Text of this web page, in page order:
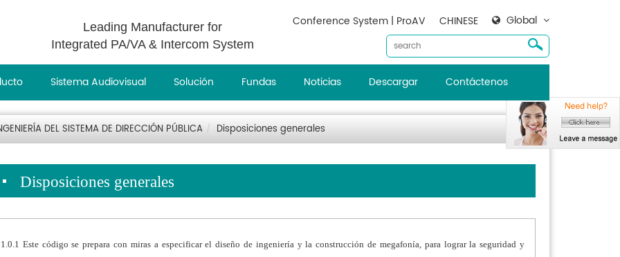
Leading Manufacturer for
Integrated PA/VA & Intercom System
Global
CHINESE
Conference System | ProAV
Sistema Audiovisual Solución Fundas Noticias Descargar Contáctenos
DEL SISTEMA DE DIRECCIÓN PÚBLICA Disposiciones generales
Disposiciones generales
1.0.1 Este código se prepara con miras a especificar el diseño de ingeniería y la construcción de megafonía, para lograr la seguridad y